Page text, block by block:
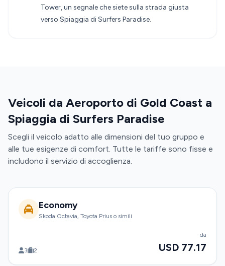
Tower, un segnale che siete sulla strada giusta
verso Spiaggia di Surfers Paradise.
Veicoli da Aeroporto di Gold Coast a
Spiaggia di Surfers Paradise
Scegli il veicolo adatto alle dimensioni del tuo gruppo e
alle tue esigenze di comfort. Tutte le tariffe sono fisse e
includono il servizio di accoglienza.
Economy
Skoda Octavia, Toyota Prius o simili
3 2
da
USD 77.17